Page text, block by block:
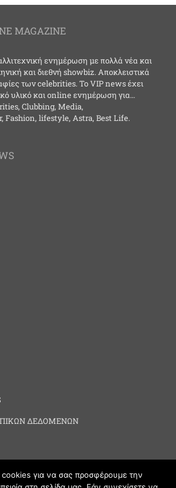
MAGAZINE
ενημέρωση με πολλά νέα και
και διεθνή showbiz. Αποκλειστικά
των celebrities. Το VIP news έχει
υλικό και online ενημέρωση για…
Clubbing, Media,
Fashion, lifestyle, Astra, Best Life.
ΔΕΔΟΜΕΝΩΝ
cookies για να σας προσφέρουμε την